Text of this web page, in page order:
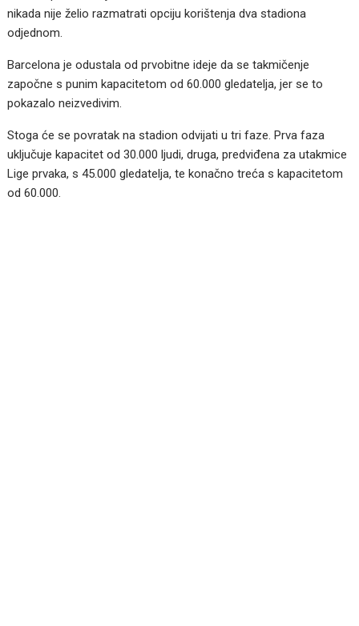
nikada nije želio razmatrati opciju korištenja dva stadiona
odjednom.
Barcelona je odustala od prvobitne ideje da se takmičenje
započne s punim kapacitetom od 60.000 gledatelja, jer se to
pokazalo neizvedivim.
Stoga će se povratak na stadion odvijati u tri faze. Prva faza
uključuje kapacitet od 30.000 ljudi, druga, predviđena za utakmice
Lige prvaka, s 45.000 gledatelja, te konačno treća s kapacitetom
od 60.000.